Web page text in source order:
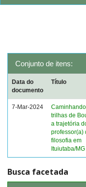
Conjunto de itens:
Data do
documento
Título
7-Mar-2024
trilhas de
a trajetória
professor(a)
filosofia em
Ituiutaba/MG
Busca facetada